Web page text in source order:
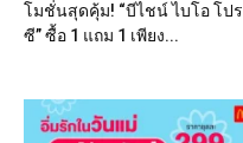
โมชั่นสุดคุ้ม! “บีไชน์ ไบโอ โปร
ซี” ซื้อ 1 แถม 1 เพียง...